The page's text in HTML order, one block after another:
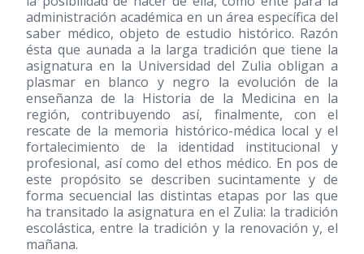
administración académica en un área específica del
saber médico, objeto de estudio histórico. Razón
ésta que aunada a la larga tradición que tiene la
asignatura en la Universidad del Zulia obligan a
plasmar en blanco y negro la evolución de la
enseñanza de la Historia de la Medicina en la
región, contribuyendo así, finalmente, con el
rescate de la memoria histórico-médica local y el
fortalecimiento de la identidad institucional y
profesional, así como del ethos médico. En pos de
este propósito se describen sucintamente y de
forma secuencial las distintas etapas por las que
ha transitado la asignatura en el Zulia: la tradición
escolástica, entre la tradición y la renovación y, el
mañana.